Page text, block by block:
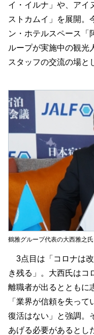
イ・イルナ」や、アイ
ストカムイ」を展開。
ン・ホテルスペース「
ループが実施中の観光
スタッフの交流の場と
鶴雅グループ代表の大西雅之氏
3点目は「コロナは
き残る」。大西氏はコ
離職者が出るとともに
「業界が信頼を失っ
復活はない」と強調。
あげる必要があるとし